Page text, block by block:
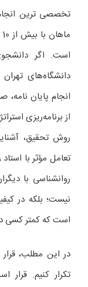
تخصصی ترین
است. اگر
دانشگاه‌های
انجام پایان
از برنامه‌ریزی
روش تحقیق،
تعامل مؤثر با
روانشناسی با
نیست؛ بلکه در
است که کمتر کسی
در این مطلب،
تکرار کنیم. قرار